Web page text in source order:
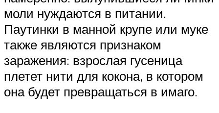
моли нуждаются в питании.
Паутинки в манной крупе или муке
также являются признаком
заражения: взрослая гусеница
плетет нити для кокона, в котором
она будет превращаться в имаго.